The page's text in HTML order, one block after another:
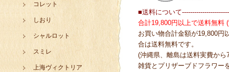
■送料について
合計19,800円以上で送料無料
お買い物合計金額が19,800円
合は送料無料です。
(沖縄県、離島は送料実費から
雑貨とプリザーブドフラワー
コレット
しおり
シャルロット
スミレ
上海ヴィクトリア